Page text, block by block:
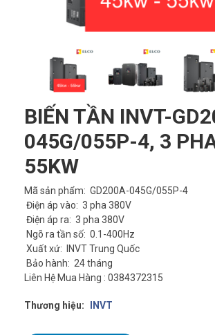
BIẾN TẦN INVT-
045G/055P-4, 3
55KW
Mã sản phẩm: GD200A-045G/055P-4
Điện áp vào: 3 pha 380V
Điện áp ra: 3 pha 380V
Ngõ ra tần số: 0.1-400Hz
Xuất xứ: INVT Trung Quốc
Bảo hành: 24 tháng
Liên Hệ Mua Hàng : 0384372315
Thương hiệu: INVT